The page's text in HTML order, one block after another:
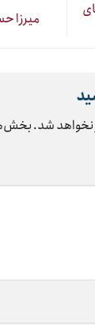
میرزا
نخواهد شد.